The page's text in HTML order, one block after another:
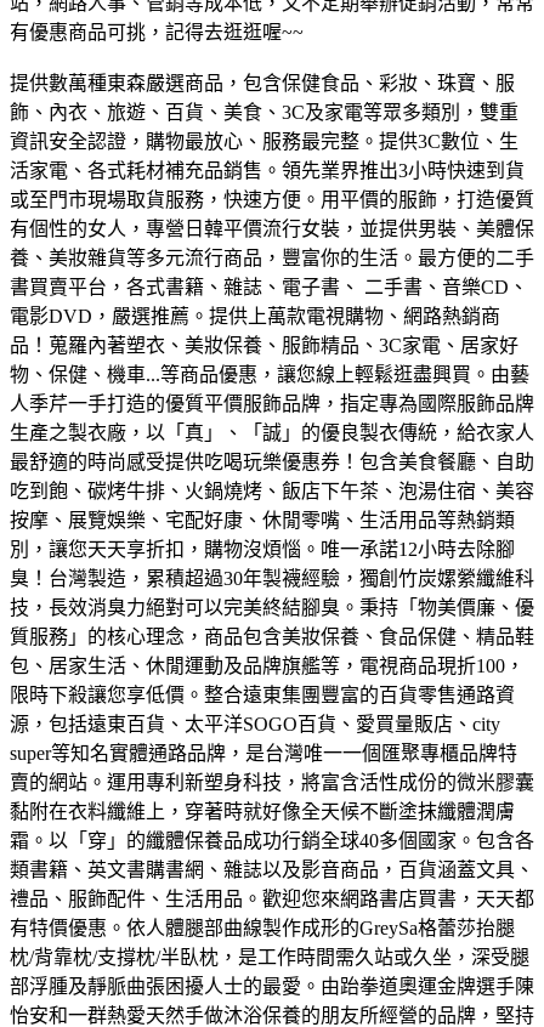
有優惠商品可挑，記得去逛逛喔~~
提供數萬種東森嚴選商品，包含保健食品、彩妝、珠寶、服
飾、內衣、旅遊、百貨、美食、3C及家電等眾多類別，雙重
資訊安全認證，購物最放心、服務最完整。 提供3C數位、生
活家電、各式耗材補充品銷售。領先業界推出3小時快速到貨
或至門市現場取貨服務，快速方便。 用平價的服飾，打造優質
有個性的女人，專營日韓平價流行女裝，並提供男裝、美體保
養、美妝雜貨等多元流行商品，豐富你的生活。 最方便的二手
書買賣平台，各式書籍、雜誌、電子書、 二手書、音樂CD、
電影DVD，嚴選推薦。 提供上萬款電視購物、網路熱銷商
品！蒐羅內著塑衣、美妝保養、服飾精品、3C家電、居家好
物、保健、機車...等商品優惠，讓您線上輕鬆逛盡興買。 由藝
人季芹一手打造的優質平價服飾品牌，指定專為國際服飾品牌
生產之製衣廠，以「真」、「誠」的優良製衣傳統，給衣家人
最舒適的時尚感受提供吃喝玩樂優惠券！包含美食餐廳、自助
吃到飽、碳烤牛排、火鍋燒烤、飯店下午茶、泡湯住宿、美容
按摩、展覽娛樂、宅配好康、休閒零嘴、生活用品等熱銷類
別，讓您天天享折扣，購物沒煩惱。 唯一承諾12小時去除腳
臭！台灣製造，累積超過30年製襪經驗，獨創竹炭嫘縈纖維科
技，長效消臭力絕對可以完美終結腳臭。 秉持「物美價廉、優
質服務」的核心理念，商品包含美妝保養、食品保健、精品鞋
包、居家生活、休閒運動及品牌旗艦等，電視商品現折100，
限時下殺讓您享低價。 整合遠東集團豐富的百貨零售通路資
源，包括遠東百貨、太平洋SOGO百貨、愛買量販店、city
super等知名實體通路品牌，是台灣唯一一個匯聚專櫃品牌特
賣的網站。 運用專利新塑身科技，將富含活性成份的微米膠囊
黏附在衣料纖維上，穿著時就好像全天候不斷塗抹纖體潤膚
霜。以「穿」的纖體保養品成功行銷全球40多個國家。 包含各
類書籍、英文書購書網、雜誌以及影音商品，百貨涵蓋文具、
禮品、服飾配件、生活用品。歡迎您來網路書店買書，天天都
有特價優惠。 依人體腿部曲線製作成形的GreySa格蕾莎抬腿
枕/背靠枕/支撐枕/半臥枕，是工作時間需久站或久坐，深受腿
部浮腫及靜脈曲張困擾人士的最愛。 由跆拳道奧運金牌選手陳
怡安和一群熱愛天然手做沐浴保養的朋友所經營的品牌，堅持